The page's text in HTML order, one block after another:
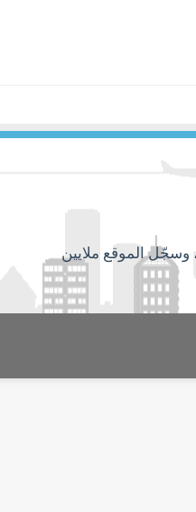
عربي مجاني ويعتبر أول موقع عربي مُتخصص في السير الذاتية، حيث أُسس في 2013، وسجّل الموقع ملايين